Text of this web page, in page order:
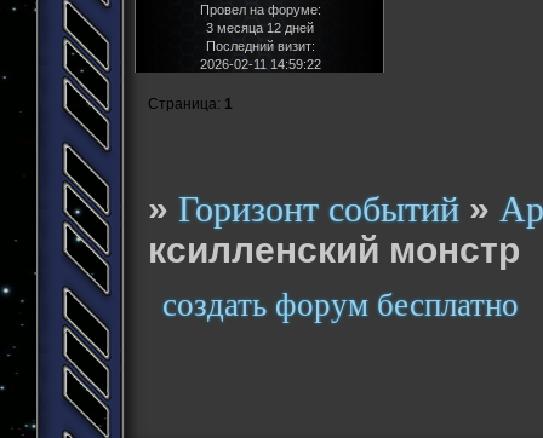
Провел на форуме:
3 месяца 12 дней
Последний визит:
2026-02-11 14:59:22
Страница: 1
»Горизонт событий »
ксилленский монстр
создать форум бесплатно